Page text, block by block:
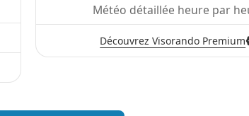
Météo détaillée heure par
Découvrez Visorando Premium